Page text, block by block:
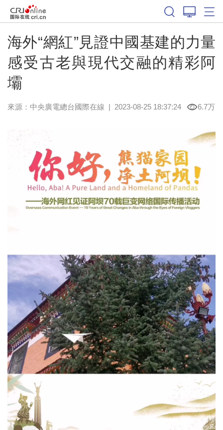
海外“網紅”見證中國基建的力量
感受古老與現代交融的精彩阿
壩
來源：中央廣電總台國際在線 | 2023-08-25 18:37:24 6.7万